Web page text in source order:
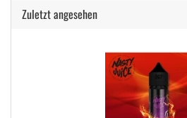
Zuletzt angesehen